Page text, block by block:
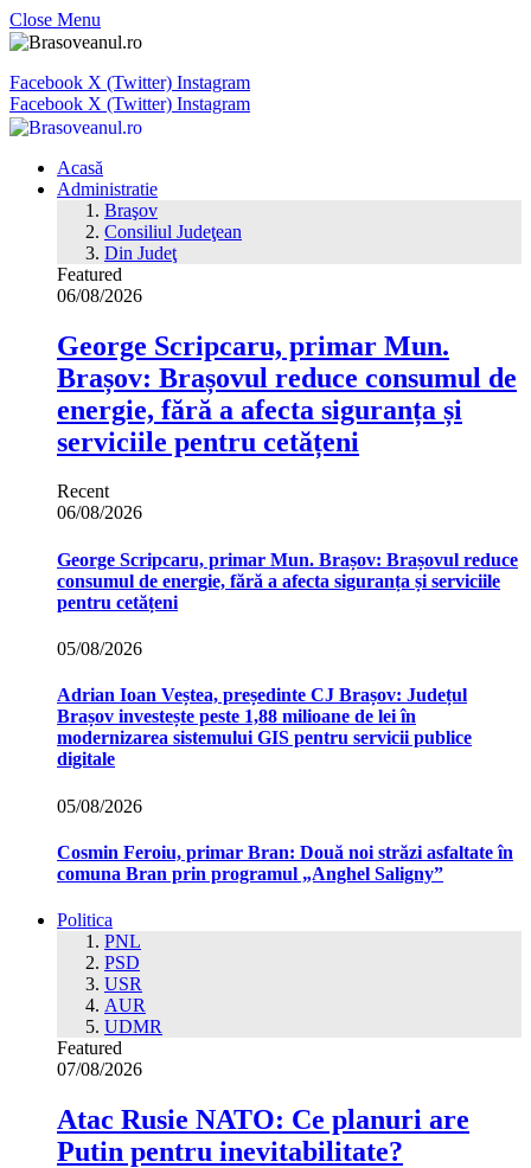
Close Menu
Facebook X (Twitter) Instagram
Facebook X (Twitter) Instagram
Acasă
Administratie
Braşov
Consiliul Judeţean
Din Judeţ
Featured
06/08/2026
George Scripcaru, primar Mun.
Brașov: Brașovul reduce consumul de
energie, fără a afecta siguranța și
serviciile pentru cetățeni
Recent
06/08/2026
George Scripcaru, primar Mun. Brașov: Brașovul reduce
consumul de energie, fără a afecta siguranța și serviciile
pentru cetățeni
05/08/2026
Adrian Ioan Veștea, președinte CJ Brașov: Județul
Brașov investește peste 1,88 milioane de lei în
modernizarea sistemului GIS pentru servicii publice
digitale
05/08/2026
Cosmin Feroiu, primar Bran: Două noi străzi asfaltate în
comuna Bran prin programul „Anghel Saligny”
Politica
PNL
PSD
USR
AUR
UDMR
Featured
07/08/2026
Atac Rusie NATO: Ce planuri are
Putin pentru inevitabilitate?